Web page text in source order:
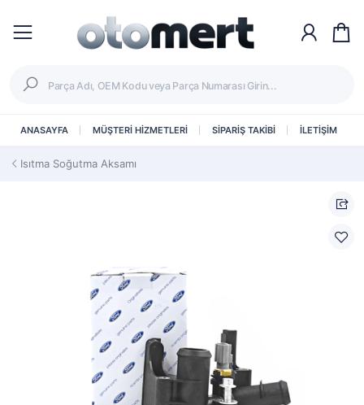
ANASAYFA MÜŞTERİ HİZMETLERİ SİPARİŞ TAKİBİ İLETİŞİM
Isıtma Soğutma Aksamı